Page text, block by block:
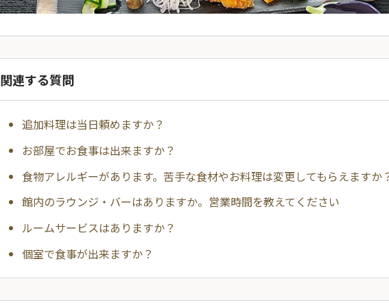
関連する質問
追加料理は当日頼めますか？
お部屋でお食事は出来ますか？
食物アレルギーがあります。苦手な食材やお料理は変更してもらえますか
館内のラウンジ・バーはありますか。営業時間を教えてください
ルームサービスはありますか？
個室で食事が出来ますか？